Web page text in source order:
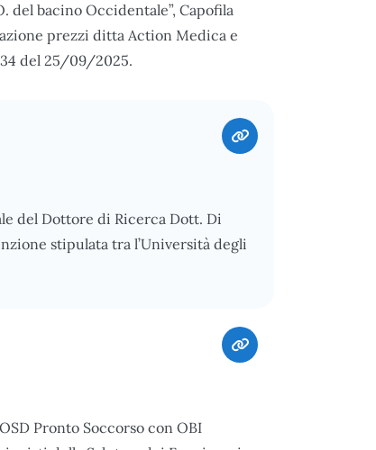
del bacino Occidentale”, Capofila
prezzi ditta Action Medica e
del 25/09/2025.
del Dottore di Ricerca Dott. Di
stipulata tra l’Università degli
Pronto Soccorso con OBI